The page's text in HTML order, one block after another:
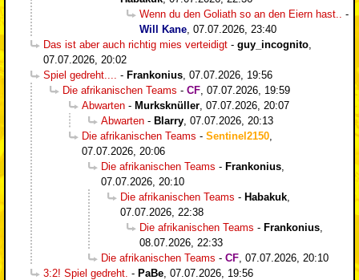
Wenn du den Goliath so an den Eiern hast..
-
Will Kane 07.07.2026, 23:40
Das ist aber auch richtig mies verteidigt - guy_incognito
07.07.2026, 20:02
Spiel gedreht....
- Frankonius 07.07.2026, 19:56
Die afrikanischen Teams - CF 07.07.2026, 19:59
Abwarten - Murksknüller 07.07.2026, 20:07
Abwarten - Blarry 07.07.2026, 20:13
Die afrikanischen Teams - Sentinel2150
07.07.2026, 20:06
Die afrikanischen Teams - Frankonius
07.07.2026, 20:10
Die afrikanischen Teams - Habakuk
07.07.2026, 22:38
Die afrikanischen Teams - Frankonius
08.07.2026, 22:33
Die afrikanischen Teams - CF 07.07.2026, 20:10
3:2! Spiel gedreht. - PaBe 07.07.2026, 19:56